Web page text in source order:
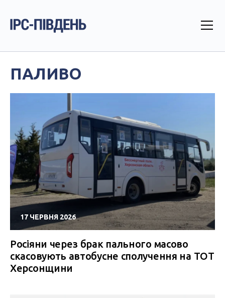
ПАЛИВО
17 ЧЕРВНЯ 2026
Росіяни через брак пального масово
скасовують автобусне сполучення на ТОТ
Херсонщини